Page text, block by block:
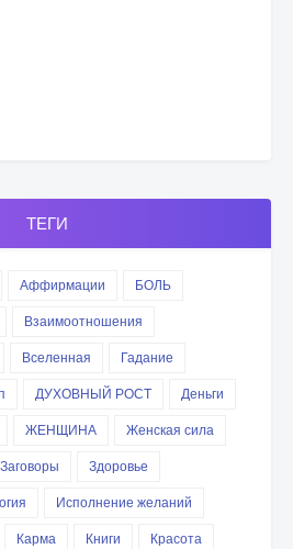
ТЕГИ
Аффирмации
БОЛЬ
Взаимоотношения
Вселенная
Гадание
ДУХОВНЫЙ РОСТ
Деньги
ЖЕНЩИНА
Женская сила
Заговоры
Здоровье
Исполнение желаний
Карма Книги
Красота